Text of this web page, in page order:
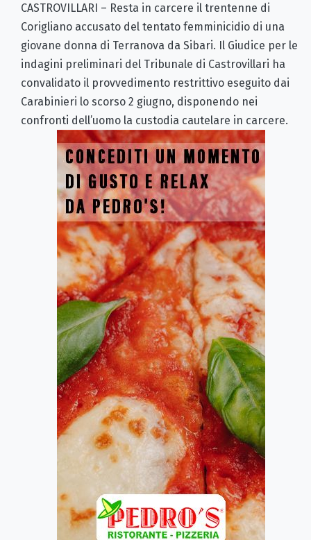
CASTROVILLARI – Resta in carcere il trentenne di
Corigliano accusato del tentato femminicidio di una
giovane donna di Terranova da Sibari. Il Giudice per le
indagini preliminari del Tribunale di Castrovillari ha
convalidato il provvedimento restrittivo eseguito dai
Carabinieri lo scorso 2 giugno, disponendo nei
confronti dell’uomo la custodia cautelare in carcere.